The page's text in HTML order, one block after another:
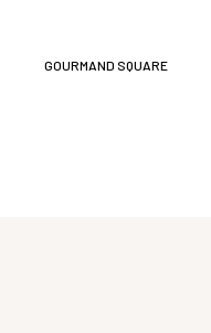
GOURMAND SQUARE